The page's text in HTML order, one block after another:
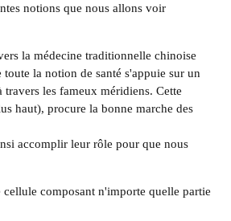
notions que nous allons voir
la médecine traditionnelle chinoise
la notion de santé s'appuie sur un
travers les fameux méridiens. Cette
haut), procure la bonne marche des
accomplir leur rôle pour que nous
composant n'importe quelle partie